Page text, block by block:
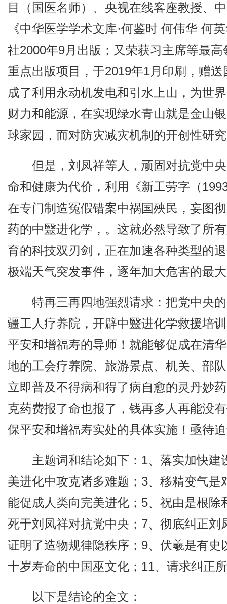
目（国医名师）、央视在线客座教授、
《中华医学学术文库·何鉴时 何伟华 何
社2000年9月出版；又荣获习主席等最
重点出版项目，于2019年1月印刷，赠
成了利用永动机发电和引水上山，为世
财力和能源，在实现绿水青山就是金山
球家园，而对防灾减灾机制的开创性研
但是，刘凤祥等人，顽固对抗党中
命和健康为代价，利用《新工劳字（
在专门制造冤假错案中祸国殃民，妄图
药的中毉进化学，。这就必然导致了所
育的科技双刃剑，正在加速各种类型的
极端天气突发事件，逐年加大危害的最
特再三再四地强烈请求：把党中央
疆工人疗养院，开辟中毉进化学救援培
平安和增福寿的导师！就能够促成在清
地的工会疗养院、旅游景点、机关、部
立即普及不得病和得了病自愈的灵丹妙
克药费报了命也报了，钱再多人再能没
保平安和增福寿实处的具体实施！亟待
主题词和结论如下：1、落实加快
美进化中攻克诸多难题；3、移精变气
能促成人类向完美进化；5、祝由是根
死于刘凤祥对抗党中央；7、彻底纠正
证明了造物规律隐秩序；9、伏羲是有
十岁寿命的中国巫文化；11、请求纠正
以下是结论的全文：